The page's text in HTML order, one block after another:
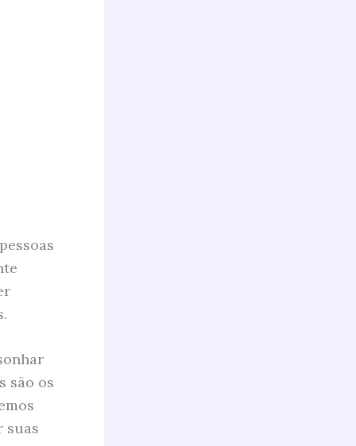
são os
suas